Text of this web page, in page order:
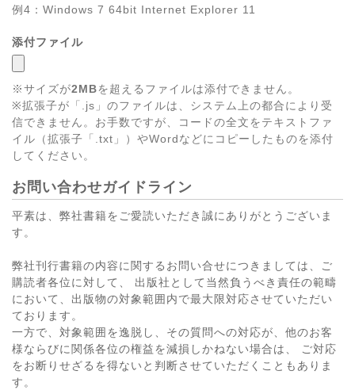
例4：Windows 7 64bit Internet Explorer 11
添付ファイル
※サイズが2MBを超えるファイルは添付できません。
※拡張子が「.js」のファイルは、システム上の都合により受
信できません。お手数ですが、コードの全文をテキストファ
イル（拡張子「.txt」）やWordなどにコピーしたものを添付
してください。
お問い合わせガイドライン
平素は、弊社書籍をご愛読いただき誠にありがとうございま
す。
弊社刊行書籍の内容に関するお問い合せにつきましては、ご
購読者各位に対して、 出版社として当然負うべき責任の範疇
において、出版物の対象範囲内で最大限対応させていただい
ております。
一方で、対象範囲を逸脱し、その質問への対応が、他のお客
様ならびに関係各位の権益を減損しかねない場合は、 ご対応
をお断りせざるを得ないと判断させていただくこともありま
す。